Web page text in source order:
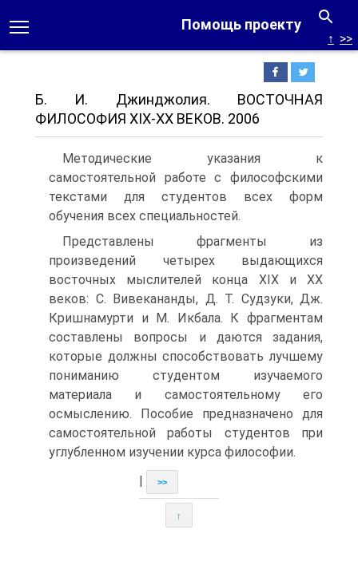
Помощь проекту
↑ >>
Б. И. Джинджолия. ВОСТОЧНАЯ
ФИЛОСОФИЯ XIX-XX ВЕКОВ. 2006
Методические указания к
самостоятельной работе с философскими
текстами для студентов всех форм
обучения всех специальностей.
Представлены фрагменты из
произведений четырех выдающихся
восточных мыслителей конца XIX и XX
веков: С. Вивекананды, Д. Т. Судзуки, Дж.
Кришнамурти и М. Икбала. К фрагментам
составлены вопросы и даются задания,
которые должны способствовать лучшему
пониманию студентом изучаемого
материала и самостоятельному его
осмыслению. Пособие предназначено для
самостоятельной работы студентов при
углубленном изучении курса философии.
>>
↑